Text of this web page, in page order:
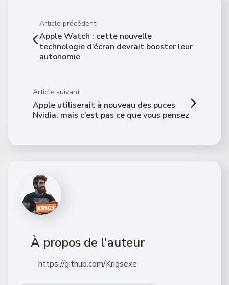
Article précédent
Apple Watch : cette nouvelle
technologie d’écran devrait booster leur
autonomie
Article suivant
Apple utiliserait à nouveau des puces
Nvidia, mais c’est pas ce que vous pensez
À propos de l'auteur
https://github.com/Krigsexe